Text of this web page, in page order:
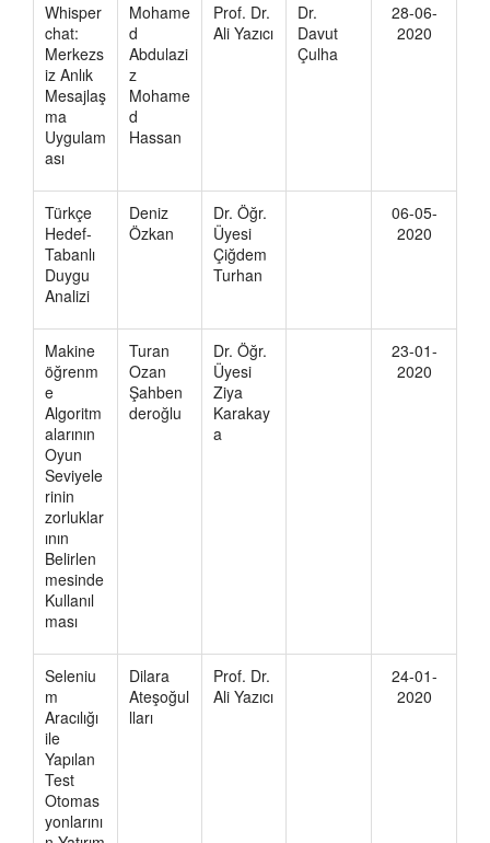
Whisper
chat:
Merkezs
iz Anlık
Mesajlaş
ma
Uygulam
ası
Mohame
d
Abdulazi
z
Mohame
d
Hassan
Prof. Dr.
Ali Yazıcı
Dr.
Davut
Çulha
28-06-
2020
Türkçe
Hedef-
Tabanlı
Duygu
Analizi
Deniz
Özkan
Dr. Öğr.
Üyesi
Çiğdem
Turhan
06-05-
2020
Makine
öğrenm
e
Algoritm
alarının
Oyun
Seviyele
rinin
zorluklar
ının
Belirlen
mesinde
Kullanıl
ması
Turan
Ozan
Şahben
deroğlu
Dr. Öğr.
Üyesi
Ziya
Karakay
a
23-01-
2020
Seleniu
m
Aracılığı
ile
Yapılan
Test
Otomas
yonlarını
Dilara
Ateşoğul
lları
Prof. Dr.
Ali Yazıcı
24-01-
2020